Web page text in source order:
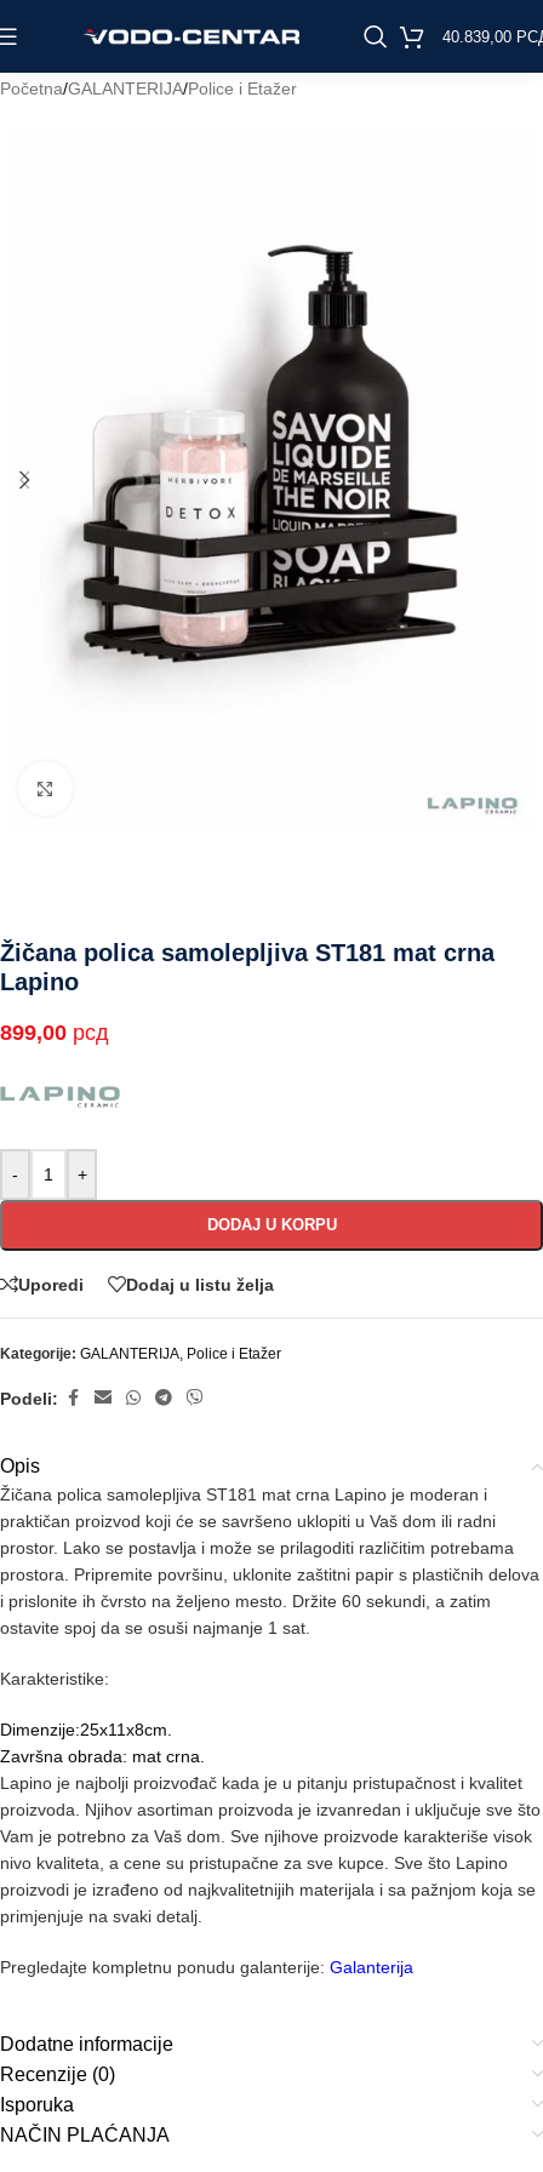
40.839,00
Početna/GALANTERIJA/Police i Etažer
Žičana polica samolepljiva ST181 mat crna
Lapino
899,00 рсд
- +
DODAJ U KORPU
Uporedi Dodaj u listu želja
Kategorije: GALANTERIJA, Police i Etažer
Podeli:
Opis
Žičana polica samolepljiva ST181 mat crna Lapino je moderan i
praktičan proizvod koji će se savršeno uklopiti u Vaš dom ili radni
prostor. Lako se postavlja i može se prilagoditi različitim potrebama
prostora. Pripremite površinu, uklonite zaštitni papir s plastičnih delova
i prislonite ih čvrsto na željeno mesto. Držite 60 sekundi, a zatim
ostavite spoj da se osuši najmanje 1 sat.
Karakteristike:
Dimenzije:25x11x8cm.
Završna obrada: mat crna.
Lapino je najbolji proizvođač kada je u pitanju pristupačnost i kvalitet
proizvoda. Njihov asortiman proizvoda je izvanredan i uključuje sve što
Vam je potrebno za Vaš dom. Sve njihove proizvode karakteriše visok
nivo kvaliteta, a cene su pristupačne za sve kupce. Sve što Lapino
proizvodi je izrađeno od najkvalitetnijih materijala i sa pažnjom koja se
primjenjuje na svaki detalj.
Pregledajte kompletnu ponudu galanterije: Galanterija
Dodatne informacije
Recenzije (0)
Isporuka
NAČIN PLAĆANJA